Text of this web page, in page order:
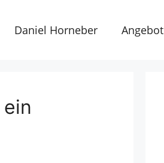
Daniel Horneber Angebot